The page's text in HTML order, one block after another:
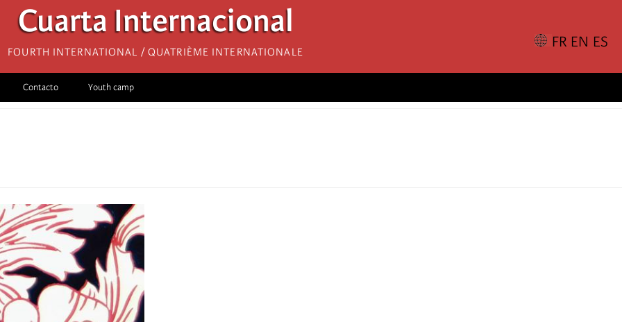
Cuarta Internacional
Fourth International / Quatrième internationale
Contacto Youth camp